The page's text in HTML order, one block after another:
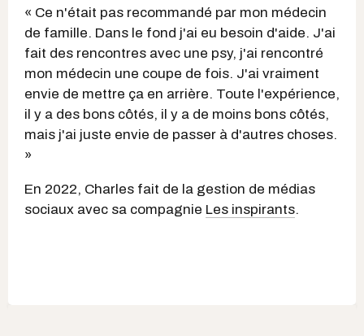
« Ce n'était pas recommandé par mon médecin
de famille. Dans le fond j'ai eu besoin d'aide. J'ai
fait des rencontres avec une psy, j'ai rencontré
mon médecin une coupe de fois. J'ai vraiment
envie de mettre ça en arrière. Toute l'expérience,
il y a des bons côtés, il y a de moins bons côtés,
mais j'ai juste envie de passer à d'autres choses.
»
En 2022, Charles fait de la gestion de médias
sociaux avec sa compagnie Les inspirants.